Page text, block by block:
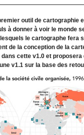
outil de cartographie
à donner à voir le monde
le cartographe fera
de la conception de la
cette v1.0 et
v1.1 sur la base des